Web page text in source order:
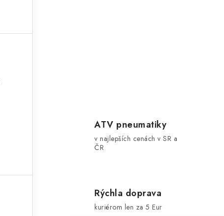
ATV pneumatiky
v najlepších cenách v SR a
ČR
Rýchla doprava
kuriérom len za 5 Eur